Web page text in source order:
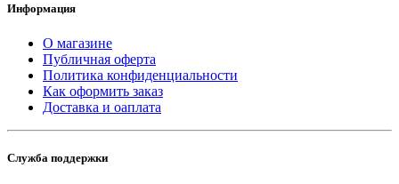
Информация
О магазине
Публичная оферта
Политика конфиденциальности
Как оформить заказ
Доставка и оаплата
Служба поддержки